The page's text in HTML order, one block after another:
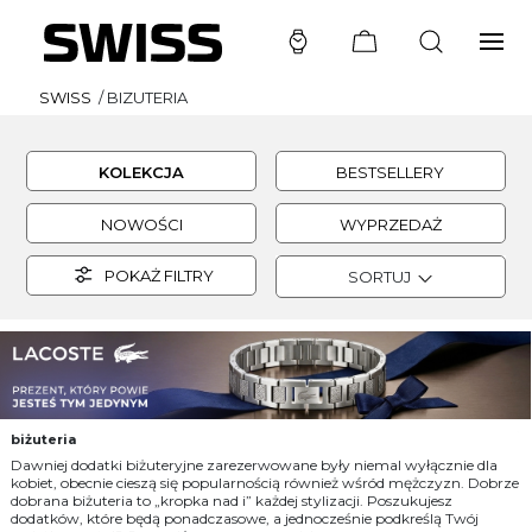
SWISS /BIZUTERIA
KOLEKCJA BESTSELLERY
NOWOŚCI WYPRZEDAŻ
POKAŻ FILTRY SORTUJ
biżuteria
Dawniej dodatki biżuteryjne zarezerwowane były niemal wyłącznie dla
kobiet, obecnie cieszą się popularnością również wśród mężczyzn. Dobrze
dobrana biżuteria to „kropka nad i” każdej stylizacji. Poszukujesz
dodatków, które będą ponadczasowe, a jednocześnie podkreślą Twój